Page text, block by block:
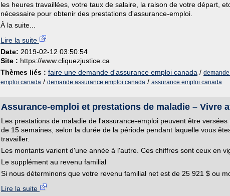
les heures travaillées, votre taux de salaire, la raison de votre départ,
nécessaire pour obtenir des prestations d'assurance-emploi.
À la suite...
Lire la suite
Date: 2019-02-12 03:50:54
Site : https://www.cliquezjustice.ca
Thèmes liés : faire une demande d'assurance emploi canada /
emploi canada / demande assurance emploi canada / assurance emploi canada
Assurance-emploi et prestations de maladie – Vivre
Les prestations de maladie de l'assurance-emploi peuvent être
de 15 semaines, selon la durée de la période pendant laquelle vous
travailler.
Les montants varient d'une année à l'autre. Ces chiffres sont ceux en
Le supplément au revenu familial
Si nous déterminons que votre revenu familial net est de 25 921 $ ou
Lire la suite